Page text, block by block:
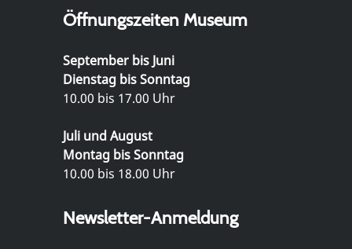
Öffnungszeiten Museum
September bis Juni
Dienstag bis Sonntag
10.00 bis 17.00 Uhr
Juli und August
Montag bis Sonntag
10.00 bis 18.00 Uhr
Newsletter-Anmeldung